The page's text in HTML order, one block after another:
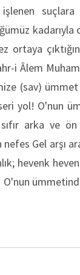
işlenen
kadarıyla
i Âlem
(sav)
yol! O'nun
arka ve ön
Gel arşı
hevenk